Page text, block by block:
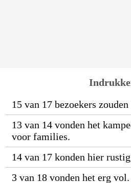
15 van 17 bezoekers
13 van 14 vonden het
voor families.
14 van 17 konden hier
3 van 18 vonden het erg vol.